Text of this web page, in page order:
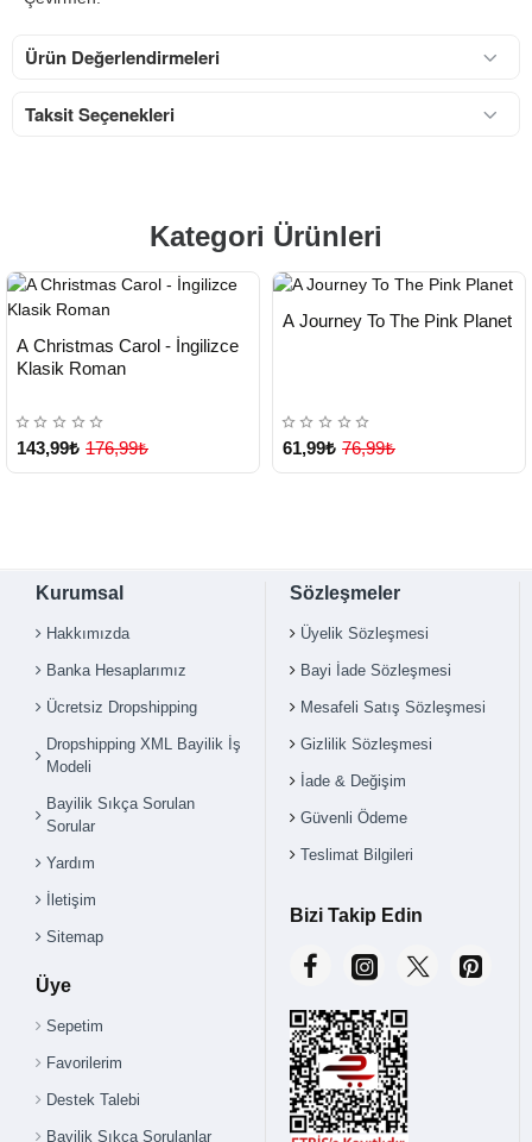
Ürün Değerlendirmeleri
Taksit Seçenekleri
Kategori Ürünleri
TESLİMAT
A Christmas Carol - İngilizce
Klasik Roman
143,99₺ 176,99₺
TESLİMAT
A Journey To The Pink Planet
61,99₺ 76,99₺
Kurumsal
Hakkımızda
Banka Hesaplarımız
Ücretsiz Dropshipping
Dropshipping XML Bayilik İş
Modeli
Bayilik Sıkça Sorulan
Sorular
Yardım
İletişim
Sitemap
Üye
Sepetim
Favorilerim
Destek Talebi
Bayilik Sıkça Sorulanlar
Sözleşmeler
Üyelik Sözleşmesi
Bayi İade Sözleşmesi
Mesafeli Satış Sözleşmesi
Gizlilik Sözleşmesi
İade & Değişim
Güvenli Ödeme
Teslimat Bilgileri
Bizi Takip Edin